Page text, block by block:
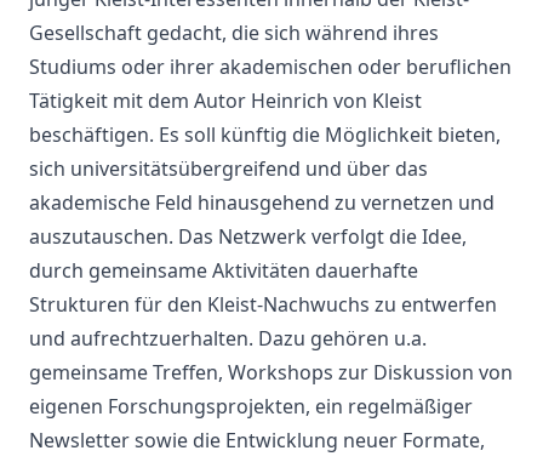
Gesellschaft gedacht, die sich während ihres
Studiums oder ihrer akademischen oder beruflichen
Tätigkeit mit dem Autor Heinrich von Kleist
beschäftigen. Es soll künftig die Möglichkeit bieten,
sich universitätsübergreifend und über das
akademische Feld hinausgehend zu vernetzen und
auszutauschen. Das Netzwerk verfolgt die Idee,
durch gemeinsame Aktivitäten dauerhafte
Strukturen für den Kleist-Nachwuchs zu entwerfen
und aufrechtzuerhalten. Dazu gehören u.a.
gemeinsame Treffen, Workshops zur Diskussion von
eigenen Forschungsprojekten, ein regelmäßiger
Newsletter sowie die Entwicklung neuer Formate,